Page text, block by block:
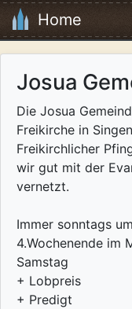
Home
Josua
Die Josua
Freikirche in
Freikirchlicher
wir gut mit der
vernetzt.
Immer sonntags
4.Wochenende im
Samstag
+ Lobpreis
+ Predigt